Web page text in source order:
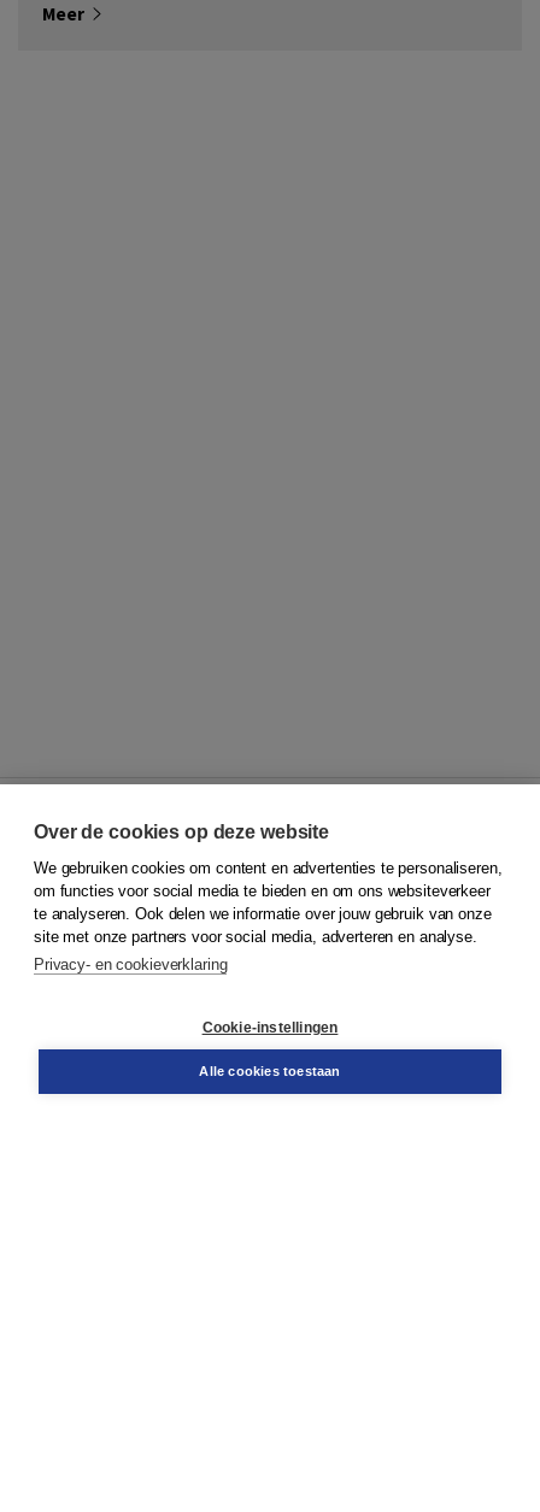
Meer
© 2026Koninklijke Boom uitgevers
Klantenservice
Service & informatie
Contact
Over de cookies op deze website
We gebruiken cookies om content en advertenties te personaliseren,
om functies voor social media te bieden en om ons websiteverkeer
te analyseren. Ook delen we informatie over jouw gebruik van onze
site met onze partners voor social media, adverteren en analyse.
Privacy- en cookieverklaring
Cookie-instellingen
Alle cookies toestaan